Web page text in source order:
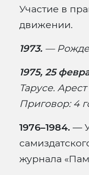
Участие в
движении.
1973. —
1975, 25
Тарусе.
Приговор: 4
1976–1984. —
журнала